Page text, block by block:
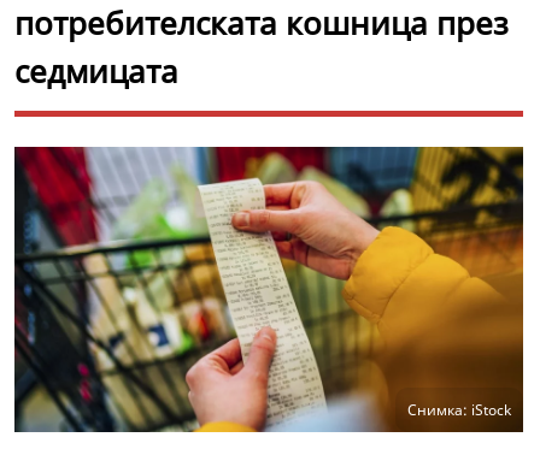
потребителската кошница през
седмицата
Снимка: iStock